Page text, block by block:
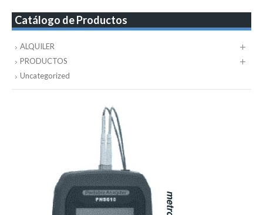
Catálogo de Productos
ALQUILER
PRODUCTOS
Uncategorized